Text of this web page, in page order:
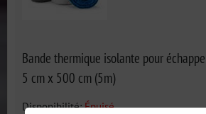
Bande thermique isolante pour
5 cm x 500 cm (5m)
Disponibilité:Épuisé